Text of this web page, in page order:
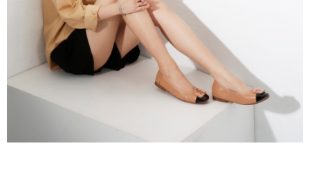
是否繳費成功／繳費後需取消欲退款等相關疑問，請聯繫「AFTEE先享後付
客戶支援中心」https://netprotections.freshdesk.com/support/home
【注意事項】
１．透過由恩沛科技股份有限公司提供之「AFTEE先享後付」服務完成之交
易，需依本服務之必要範圍內提供個人資料，並將交易相關給付款項請求債
權轉讓予恩沛科技股份有限公司。
２．關於個人資料處理事宜，請瀏覽以下網址：
https://aftee.tw/terms/#terms3
３．未成年的使用者請事先徵得法定代理人或監護人之同意方可使用
「AFTEE先享後付」，若未經同意申辦者引起之損失，本公司不負相關責
任。
每筆NT$60，滿NT$800(含以上)免運費
每筆NT$60，滿NT$800(含以上)免運費
每筆NT$255
查看運費